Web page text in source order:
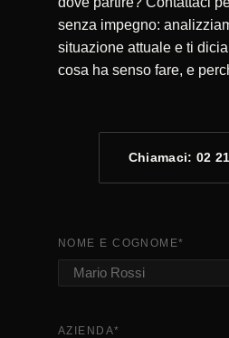
senza impegno:
situazione attuale e ti
cosa ha senso fare, e
Chiamaci: 02
NOME E COGNOME*
AZIENDA*